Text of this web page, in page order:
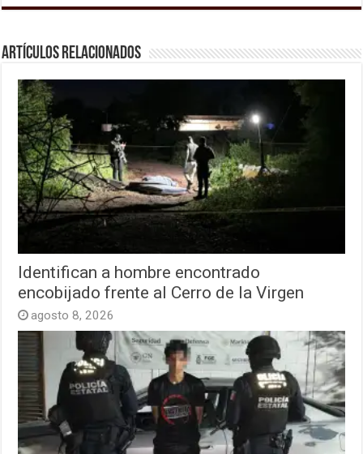
Artículos relacionados
Identifican a hombre encontrado
encobijado frente al Cerro de la Virgen
agosto 8, 2026